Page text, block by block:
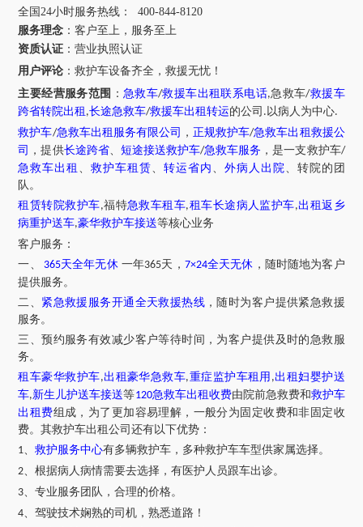
全国24小时服务热线 ：
400-844-8120
服务理念 ：客户至上，服务至上
资质认证 ：营业执照认证
用户评论 ：救护车设备齐全，救援无忧！
主要经营服务范围 ： 急救车/救援车出租联系电话,急救车/救援车
跨省转院出租 ,长途急救车/救援车出租转运的公司 . 以病人为中心.
救护车/急救车出租服务有限公司 ， 正规救护车/急救车出租救援公
司
，提供长途跨省、 短途接送救护车/急救车服务 ，是一支救护车/
急救车出租 、救护车租赁、转运省内 、 外病人出院、转院的团
队。
租赁转院救护车,福特急救车租车,租车长途病人监护车,出租返乡
病重护送车,豪华救护车接送等核心业务
客户服务：
一、
365天全年无休一年365天， 7×24全天无休 ，随时随地为客户
提供服务。
二、 紧急救援服务开通全天救援热线 ，随时为客户提供紧急救援
服务。
三、预约服务有效减少客户等待时间，为客户提供及时的急救服
务。
租车豪华救护车,出租豪华急救车,重症监护车租用 ,出租妇婴护送
车,新生儿护送车接送等120急救车出租收费由院前急救费和救护车
出租费组成，为了更加容易理解，一般分为固定收费和非固定收
费。其救护车出租公司还有以下优势：
1、救护服务中心有多辆救护车，多种救护车车型供家属选择。
2、根据病人病情需要去选择，有医护人员跟车出诊。
3、专业服务团队，合理的价格。
4、驾驶技术娴熟的司机，熟悉道路！